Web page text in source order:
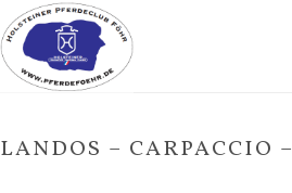
LANDOS – CARPACCIO